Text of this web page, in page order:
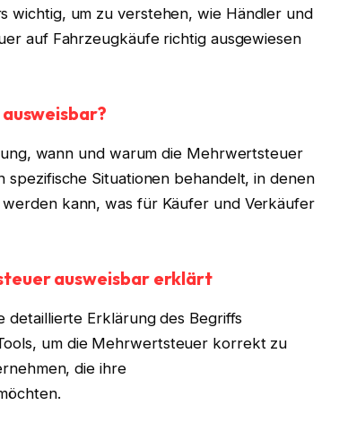
wichtig, um zu verstehen, wie Händler und
auf Fahrzeugkäufe richtig ausgewiesen
wann und warum die Mehrwertsteuer
spezifische Situationen behandelt, in denen
kann, was für Käufer und Verkäufer
ausweisbar erklärt
detaillierte Erklärung des Begriffs
um die Mehrwertsteuer korrekt zu
die ihre